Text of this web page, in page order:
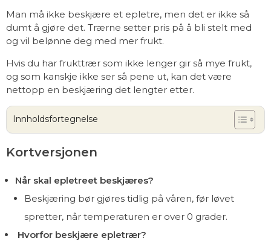
Man må ikke beskjære et epletre, men det er ikke så
dumt å gjøre det. Trærne setter pris på å bli stelt med
og vil belønne deg med mer frukt.
Hvis du har frukttrær som ikke lenger gir så mye frukt,
og som kanskje ikke ser så pene ut, kan det være
nettopp en beskjæring det lengter etter.
Innholdsfortegnelse
Kortversjonen
Når skal epletreet beskjæres?
Beskjæring bør gjøres tidlig på våren, før løvet
spretter, når temperaturen er over 0 grader.
Hvorfor beskjære epletrær?